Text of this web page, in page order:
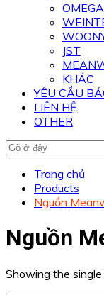
OMEGA
JST
KHÁC
YÊU CẦU
LIÊN HỆ
OTHER
Trang chủ
Products
Nguồn
Nguồn
Showing the